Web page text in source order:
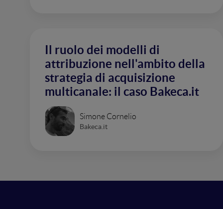
Il ruolo dei modelli di
attribuzione nell'ambito della
strategia di acquisizione
multicanale: il caso Bakeca.it
Simone Cornelio
Bakeca.it